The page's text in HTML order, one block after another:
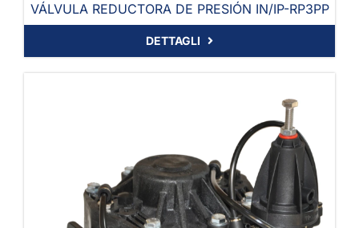
VÁLVULA REDUCTORA DE PRESIÓN IN/IP-RP3PP
DETTAGLI